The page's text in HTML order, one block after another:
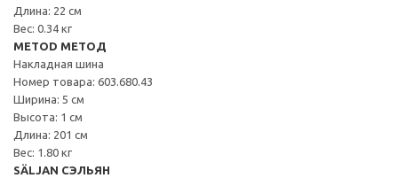
Длина: 22 см
Вес: 0.34 кг
METOD МЕТОД
Накладная шина
Номер товара: 603.680.43
Ширина: 5 см
Высота: 1 см
Длина: 201 см
Вес: 1.80 кг
SÄLJAN СЭЛЬЯН